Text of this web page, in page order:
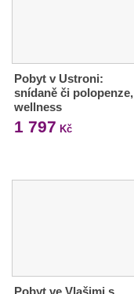
Pobyt v Ustroni:
snídaně či polopenze,
wellness
1 797 Kč